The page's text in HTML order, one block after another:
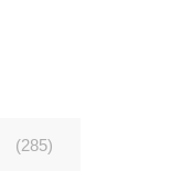
(285)